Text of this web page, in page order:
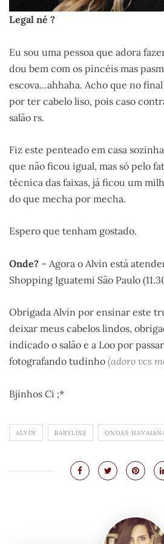
Legal né ?
Eu sou uma pessoa que adora
dou bem com os pincéis mas
escova…ahhaha. Acho que no
por ter cabelo liso, pois caso
salão rs.
Fiz este penteado em casa
que não ficou igual, mas só pelo
técnica das faixas, já ficou um
do que mecha por mecha.
Espero que tenham gostado.
Onde? – Agora o Alvin está
Shopping Iguatemi São Paulo
Obrigada Alvin por ensinar este
deixar meus cabelos lindos,
indicado o salão e a Loo por
fotografando tudinho (adoro vcs
Bjinhos Ci ;*
ALVIN BABYLISS ONDAS